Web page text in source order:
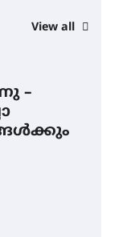
View all
–
എസ്
കവിതാ
കെ. ബാലൻ